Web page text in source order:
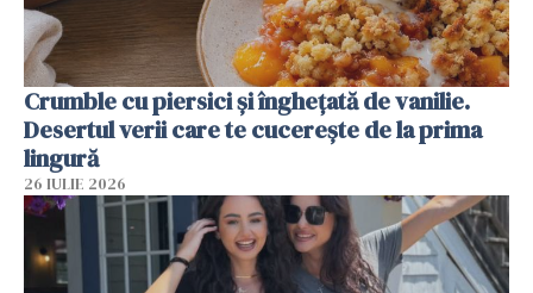
Crumble cu piersici și înghețată de vanilie.
Desertul verii care te cucerește de la prima
lingură
26 IULIE 2026